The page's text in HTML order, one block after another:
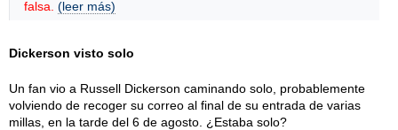
falsa. (leer más)
Dickerson visto solo
Un fan vio a Russell Dickerson caminando solo, probablemente
volviendo de recoger su correo al final de su entrada de varias
millas, en la tarde del 6 de agosto. ¿Estaba solo?